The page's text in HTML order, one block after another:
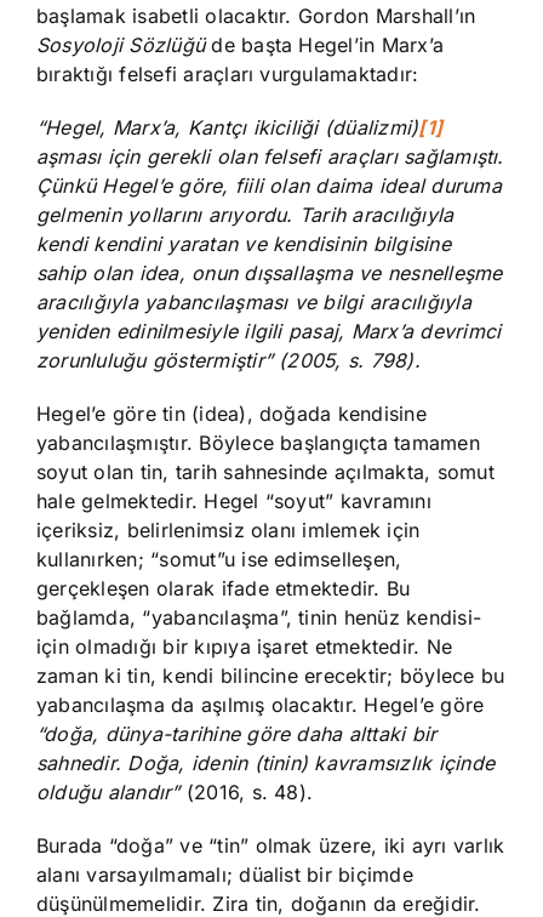
başlamak isabetli olacaktır. Gordon Marshall’ın
Sosyoloji Sözlüğüde başta Hegel’in Marx’a
bıraktığı felsefi araçları vurgulamaktadır:
“Hegel, Marx’a, Kantçı ikiciliği (düalizmi)[1]
aşması için gerekli olan felsefi araçları sağlamıştı.
Çünkü Hegel’e göre, fiili olan daima ideal duruma
gelmenin yollarını arıyordu. Tarih aracılığıyla
kendi kendini yaratan ve kendisinin bilgisine
sahip olan idea, onun dışsallaşma ve nesnelleşme
aracılığıyla yabancılaşması ve bilgi aracılığıyla
yeniden edinilmesiyle ilgili pasaj, Marx’a devrimci
zorunluluğu göstermiştir” (2005, s. 798).
Hegel’e göre tin (idea), doğada kendisine
yabancılaşmıştır. Böylece başlangıçta tamamen
soyut olan tin, tarih sahnesinde açılmakta, somut
hale gelmektedir. Hegel “soyut” kavramını
içeriksiz, belirlenimsiz olanı imlemek için
kullanırken; “somut”u ise edimselleşen,
gerçekleşen olarak ifade etmektedir. Bu
bağlamda, “yabancılaşma”, tinin henüz kendisi-
için olmadığı bir kıpıya işaret etmektedir. Ne
zaman ki tin, kendi bilincine erecektir; böylece bu
yabancılaşma da aşılmış olacaktır. Hegel’e göre
“doğa, dünya-tarihine göre daha alttaki bir
sahnedir. Doğa, idenin (tinin) kavramsızlık içinde
olduğu alandır” (2016, s. 48).
Burada “doğa” ve “tin” olmak üzere, iki ayrı varlık
alanı varsayılmamalı; düalist bir biçimde
düşünülmemelidir. Zira tin, doğanın da ereğidir.